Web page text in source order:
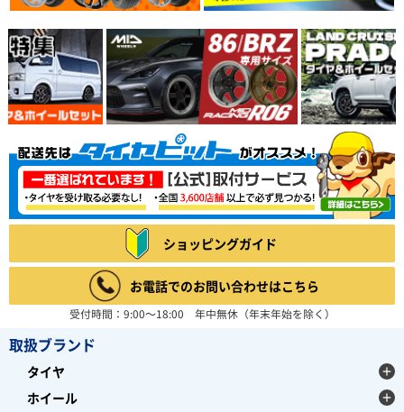
ショッピングガイド
お電話でのお問い合わせはこちら
受付時間：9:00～18:00 年中無休（年末年始を除く）
取扱ブランド
タイヤ
ホイール